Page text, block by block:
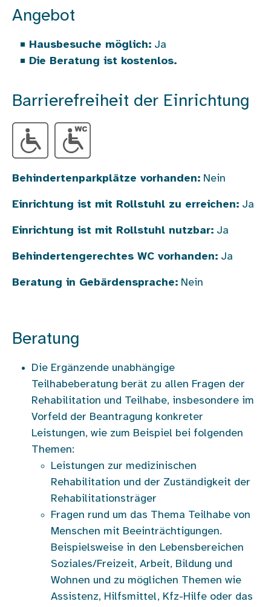
Angebot
Hausbesuche möglich: Ja
Die Beratung ist kostenlos.
Barrierefreiheit der Einrichtung
Behindertenparkplätze vorhanden: Nein
Einrichtung ist mit Rollstuhl zu erreichen: Ja
Einrichtung ist mit Rollstuhl nutzbar: Ja
Behindertengerechtes WC vorhanden: Ja
Beratung in Gebärdensprache: Nein
Beratung
Die Ergänzende unabhängige
Teilhabeberatung berät zu allen Fragen der
Rehabilitation und Teilhabe, insbesondere im
Vorfeld der Beantragung konkreter
Leistungen, wie zum Beispiel bei folgenden
Themen:
Leistungen zur medizinischen
Rehabilitation und der Zuständigkeit der
Rehabilitationsträger
Fragen rund um das Thema Teilhabe von
Menschen mit Beeinträchtigungen.
Beispielsweise in den Lebensbereichen
Soziales/Freizeit, Arbeit, Bildung und
Wohnen und zu möglichen Themen wie
Assistenz, Hilfsmittel, Kfz-Hilfe oder das